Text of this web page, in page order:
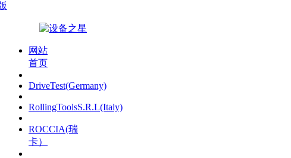
网站
首页
DriveTest(Germany)
RollingToolsS.R.L(Italy)
ROCCIA(瑞
卡）